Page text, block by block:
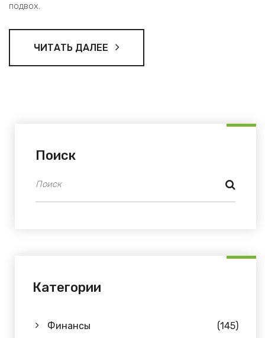
подвох.
ЧИТАТЬ ДАЛЕЕ
Поиск
Категории
Финансы (145)